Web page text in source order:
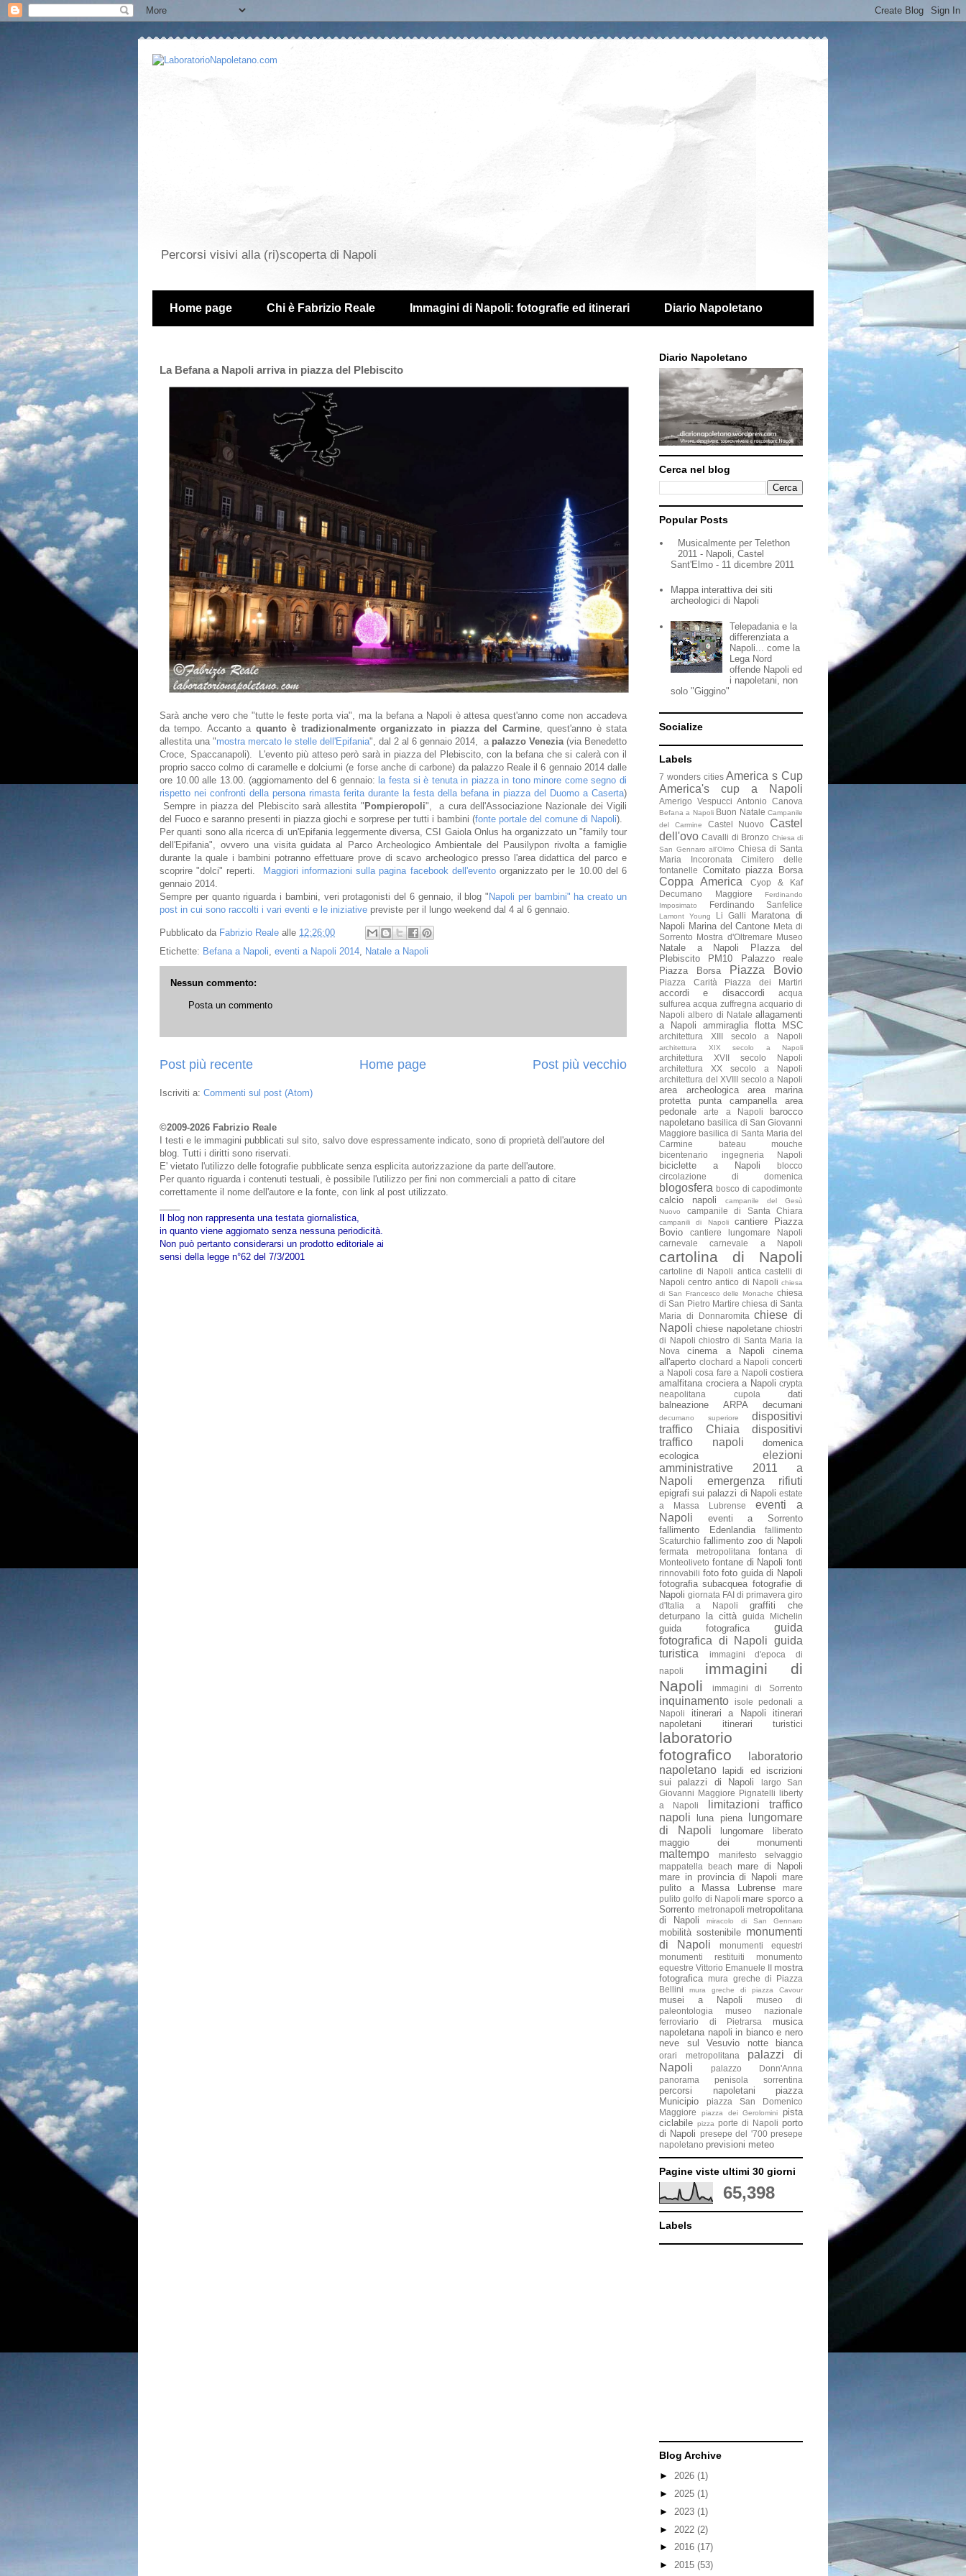
Percorsi visivi alla (ri)scoperta di Napoli
Home page Chi è Fabrizio Reale Immagini di Napoli: fotografie ed itinerari Diario Napoletano
La Befana a Napoli arriva in piazza del Plebiscito
Sarà anche vero che "tutte le feste porta via", ma la befana a Napoli è attesa quest'anno come non accadeva
da tempo. Accanto a quanto è tradizionalmente organizzato in piazza del Carmine, quest'anno è stata
allestita una "mostra mercato le stelle dell'Epifania", dal 2 al 6 gennaio 2014, a palazzo Venezia(via Benedetto
Croce, Spaccanapoli). L'evento più atteso però sarà in piazza del Plebiscito, con la befana che si calerà con il
proprio sacco colmo di caramelle e dolciumi (e forse anche di carbone) da palazzo Reale il 6 gennaio 2014 dalle
ore 10.00 alle 13.00. (aggiornamento del 6 gennaio: la festa si è tenuta in piazza in tono minore come segno di
rispetto nei confronti della persona rimasta ferita durante la festa della befana in piazza del Duomo a Caserta)
Sempre in piazza del Plebiscito sarà allestita " Pompieropoli", a cura dell'Associazione Nazionale dei Vigili
del Fuoco e saranno presenti in piazza giochi e sorprese per tutti i bambini (fonte portale del comune di Napoli).
Per quanti sono alla ricerca di un'Epifania leggermente diversa, CSI Gaiola Onlus ha organizzato un "family tour
dell'Epifania", ovvero una visita guidata al Parco Archeologico Ambientale del Pausilypon rivolta a famiglie
durante la quale i bambini potranno effettuare prove di scavo archeologico presso l'area didattica del parco e
scoprire "dolci" reperti.
Maggiori informazioni sulla pagina facebook dell'eventoorganizzato per le 10.00 del 6
gennaio 2014.
Sempre per quanto riguarda i bambini, veri protagonisti del 6 gennaio, il blog " Napoli per bambini" ha creato un
post in cui sono raccolti i vari eventi e le iniziative previste per il lungo weekend dal 4 al 6 gennaio.
Pubblicato da Fabrizio Reale alle 12:26:00
Etichette: Befana a Napoli, eventi a Napoli 2014, Natale a Napoli
Nessun commento:
Posta un commento
Post più recente Post più vecchio
Home page
Iscriviti a: Commenti sul post (Atom)
©2009-2026 Fabrizio Reale
I testi e le immagini pubblicati sul sito, salvo dove espressamente indicato, sono di proprietà dell'autore del
blog. Tutti i diritti sono riservati.
E' vietato l'utilizzo delle fotografie pubblicate senza esplicita autorizzazione da parte dell'autore.
Per quanto riguarda i contenuti testuali, è possibile l'utilizzo per fini non commerciali a patto di citare
correttamente il nome dell'autore e la fonte, con link al post utilizzato.
Il blog non rappresenta una testata giornalistica,
in quanto viene aggiornato senza nessuna periodicità.
Non può pertanto considerarsi un prodotto editoriale ai
sensi della legge n°62 del 7/3/2001
Diario Napoletano
Cerca nel blog
Popular Posts
Musicalmente per Telethon
2011 - Napoli, Castel
Sant'Elmo - 11 dicembre 2011
Mappa interattiva dei siti
archeologici di Napoli
Telepadania e la
differenziata a
Napoli... come la
Lega Nord
offende Napoli ed
i napoletani, non
solo "Giggino"
Socialize
Labels
7 wonders cities America s Cup
America's cup a Napoli
Amerigo Vespucci Antonio Canova
Befana a Napoli Buon Natale Campanile
del Carmine
Castel Nuovo
Castel
dell'ovo Cavalli di Bronzo Chiesa di
San Gennaro all'Olmo Chiesa di Santa
Maria Incoronata
Cimitero delle
fontanelle
Comitato piazza Borsa
Coppa America
Cyop & Kaf
Decumano Maggiore
Ferdinando
Imposimato
Ferdinando Sanfelice
Lamont Young Li Galli
Maratona di
Napoli Marina del Cantone Meta di
Sorrento Mostra d'Oltremare Museo
Natale a Napoli
PIazza del
Plebiscito
PM10
Palazzo reale
Piazza Borsa
Piazza Bovio
Piazza Carità Piazza dei Martiri
accordi e disaccordi
acqua
sulfurea acqua zuffregna acquario di
Napoli albero di Natale allagamenti
a Napoli
ammiraglia flotta MSC
architettura XIII secolo a Napoli
architettura XIX secolo a Napoli
architettura XVII secolo Napoli
architettura XX secolo a Napoli
architettura del XVIII secolo a Napoli
area archeologica
area marina
protetta punta campanella
area
pedonale
arte a Napoli
barocco
napoletano basilica di San Giovanni
Maggiore basilica di Santa Maria del
Carmine
bateau mouche
bicentenario ingegneria Napoli
biciclette a Napoli
blocco
circolazione di domenica
blogosfera bosco di capodimonte
calcio napoli
campanile del Gesù
Nuovo
campanile di Santa Chiara
campanili di Napoli
cantiere Piazza
Bovio
cantiere lungomare Napoli
carnevale
carnevale a Napoli
cartolina di Napoli
cartoline di Napoli antica castelli di
Napoli centro antico di Napoli chiesa
di San Francesco delle Monache chiesa
di San Pietro Martire chiesa di Santa
Maria di Donnaromita chiese di
Napoli chiese napoletane chiostri
di Napoli chiostro di Santa Maria la
Nova
cinema a Napoli
cinema
all'aperto clochard a Napoli concerti
a Napoli cosa fare a Napoli costiera
amalfitana crociera a Napoli crypta
neapolitana
cupola
dati
balneazione ARPA
decumani
decumano superiore
dispositivi
traffico Chiaia
dispositivi
traffico napoli
domenica
ecologica
elezioni
amministrative 2011 a
Napoli
emergenza rifiuti
epigrafi sui palazzi di Napoli estate
a Massa Lubrense
eventi a
Napoli
eventi a Sorrento
fallimento Edenlandia
fallimento
Scaturchio fallimento zoo di Napoli
fermata metropolitana
fontana di
Monteoliveto fontane di Napoli fonti
rinnovabili foto foto guida di Napoli
fotografia subacquea fotografie di
Napoli giornata FAI di primavera giro
d'Italia a Napoli
graffiti che
deturpano la città
guida Michelin
guida fotografica
guida
fotografica di Napoli guida
turistica
immagini d'epoca di
napoli
immagini di
Napoli
immagini di Sorrento
inquinamento
isole pedonali a
Napoli
itinerari a Napoli
itinerari
napoletani
itinerari turistici
laboratorio
fotografico
laboratorio
napoletano
lapidi ed iscrizioni
sui palazzi di Napoli
largo San
Giovanni Maggiore Pignatelli liberty
a Napoli
limitazioni traffico
napoli
luna piena
lungomare
di Napoli
lungomare liberato
maggio dei monumenti
maltempo
manifesto selvaggio
mappatella beach
mare di Napoli
mare in provincia di Napoli mare
pulito a Massa Lubrense
mare
pulito golfo di Napoli mare sporco a
Sorrento metronapoli metropolitana
di Napoli
miracolo di San Gennaro
mobilità sostenibile monumenti
di Napoli
monumenti equestri
monumenti restituiti
monumento
equestre Vittorio Emanuele II mostra
fotografica mura greche di Piazza
Bellini
mura greche di piazza Cavour
musei a Napoli
museo di
paleontologia
museo nazionale
ferroviario di Pietrarsa
musica
napoletana napoli in bianco e nero
neve sul Vesuvio
notte bianca
orari metropolitana
palazzi di
Napoli
palazzo Donn'Anna
panorama penisola sorrentina
percorsi napoletani
piazza
Municipio
piazza San Domenico
Maggiore
piazza dei Gerolomini
pista
ciclabile pizza porte di Napoli porto
di Napoli presepe del '700 presepe
napoletano previsioni meteo
Pagine viste ultimi 30 giorni
65,398
Labels
Blog Archive
► 2026 (1)
► 2025 (1)
► 2023 (1)
► 2022 (2)
► 2016 (17)
► 2015 (53)